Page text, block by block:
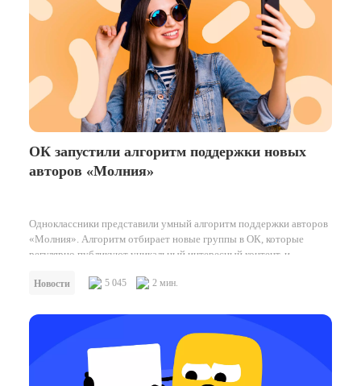
ОК запустили алгоритм поддержки новых
авторов «Молния»
Одноклассники представили умный алгоритм поддержки авторов
«Молния». Алгоритм отбирает новые группы в ОК, которые
регулярно публикуют уникальный интересный контент, и…
Новости 5 045 2 мин.